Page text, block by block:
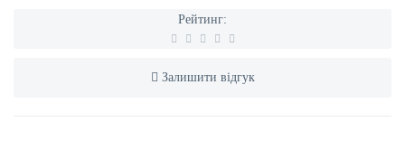
Рейтинг:
Залишити відгук